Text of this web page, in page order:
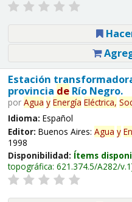
Estación
provincia deRío Negro.
por Agua y Energía Eléctrica,
Idioma: Español
Editor: Buenos Aires: Agua y
1998
Disponibilidad: Ítems
topográfica: 621.374.5/A282/v.1